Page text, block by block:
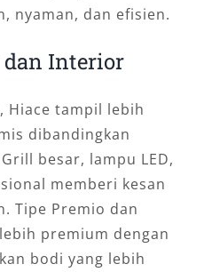
nyaman, dan efisien.
dan Interior
Hiace tampil lebih
dibandingkan
besar, lampu LED,
memberi kesan
Tipe Premio dan
premium dengan
bodi yang lebih